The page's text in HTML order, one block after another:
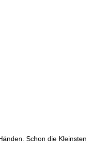
Schon die Kleinsten